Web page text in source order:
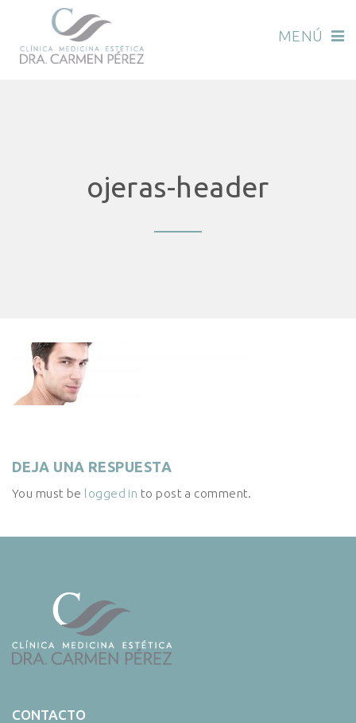
MENÚ
ojeras-header
DEJA UNA RESPUESTA
You must be logged in to post a comment.
CONTACTO